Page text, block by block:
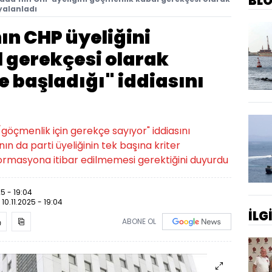
CHP üyeliğini
olarak
iddiasını
için gerekçe sayıyor" iddiasını
da parti üyeliğinin tek başına kriter
itibar edilmemesi gerektiğini duyurdu
- 19:04
10.11.2025 - 19:04
ABONE OL